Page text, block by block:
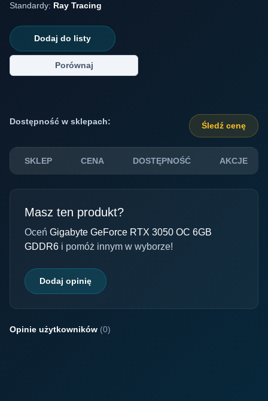
Standardy: Ray Tracing
Dodaj do listy
Porównaj
Dostępność w sklepach: Śledź cenę
SKLEP CENA DOSTĘPNOŚĆ AKCJE
Masz ten produkt?
Oceń Gigabyte GeForce RTX 3050 OC 6GB
GDDR6 i pomóż innym w wyborze!
Dodaj opinię
Opinie użytkowników (0)